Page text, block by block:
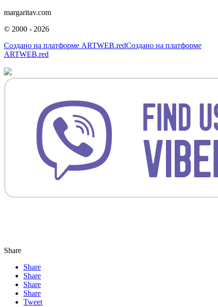
margaritav.com
© 2000 - 2026
Создано на платформе ARTWEB.redСоздано на платформе
ARTWEB.red
Share
Share
Share
Share
Share
Tweet